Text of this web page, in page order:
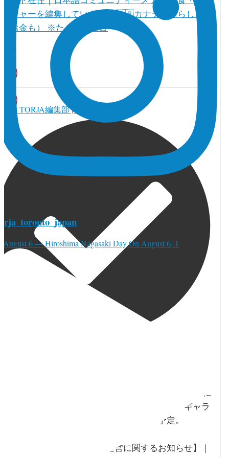
チャーを編集しています。 🇨🇦カナダの暮らし（教
とお金も） ※たまに真面目
TORJA編集部 | カナダ本部
パンファウンデーション・トロントが2026年12年に
ィス移転を予定。さらに一般開架式図書館、ギャラ
、イベントスペースの運営を終了する予定。
後のオフィス移転・施設運営に関するお知らせ】｜
6 — Hiroshima Nagasaki Day On August 6, 1